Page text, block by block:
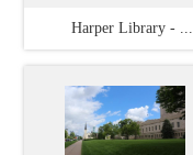
Harper Library - ...